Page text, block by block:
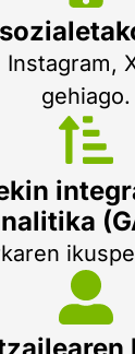
Instagram,
gehiago.